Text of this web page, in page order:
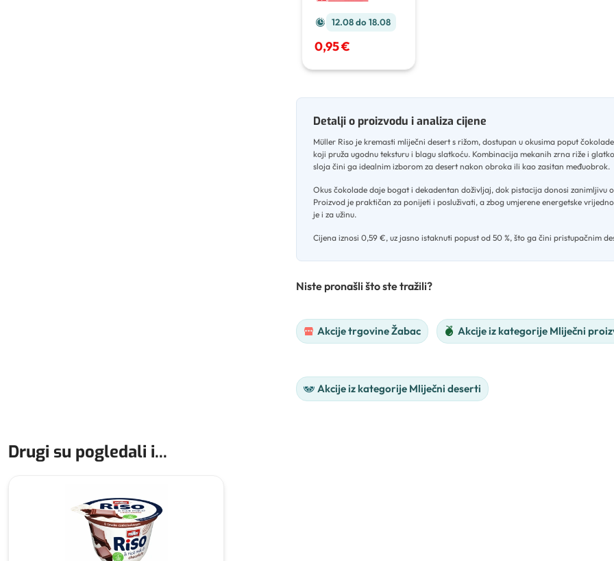
12.08 do 18.08
0,95 €
Detalji o proizvodu i analiza cijene
Müller Riso je kremasti mliječni desert s rižom, dostupan u okusima poput
koji pruža ugodnu teksturu i blagu slatkoću. Kombinacija mekanih zrna riže i
sloja čini ga idealnim izborom za desert nakon obroka ili kao zasitan međuobrok.
Okus čokolade daje bogat i dekadentan doživljaj, dok pistacija donosi zanimljivu
Proizvod je praktičan za ponijeti i posluživati, a zbog umjerene energetske
je i za užinu.
Cijena iznosi 0,59 €, uz jasno istaknuti popust od 50 %, što ga čini pristupačnim
Niste pronašli što ste tražili?
Akcije trgovine Žabac Akcije iz kategorije Mliječni
Akcije iz kategorije Mliječni deserti
Drugi su pogledali i...